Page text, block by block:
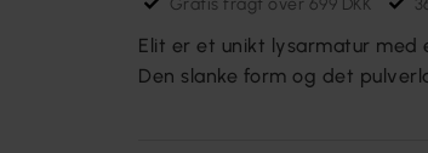
Gratis fragt over 699 DKK
Elit er et unikt lysarmatur med
Den slanke form og det